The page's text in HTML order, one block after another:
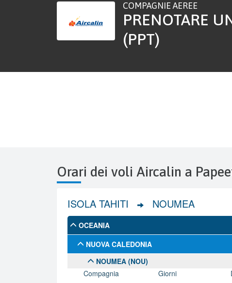
COMPAGNIE AEREE
PRENOTARE
(PPT)
Orari dei voli Aircalin a